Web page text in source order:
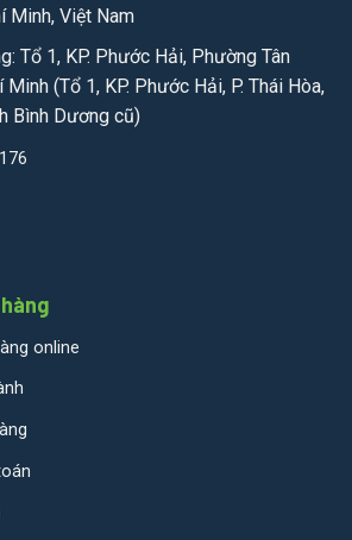
Minh, Việt Nam
Tổ 1, KP. Phước Hải, Phường Tân
Minh (Tổ 1, KP. Phước Hải, P. Thái Hòa,
Bình Dương cũ)
online